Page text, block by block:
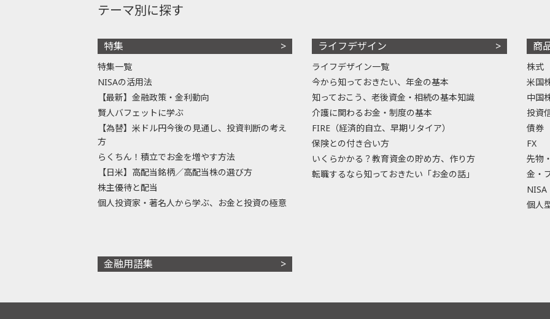
テーマ別に探す
特集
特集一覧
NISAの活用法
【最新】金融政策・金利動向
賢人バフェットに学ぶ
【為替】米ドル円今後の見通し、投資判断の考え
方
らくちん！積立でお金を増やす方法
【日米】高配当銘柄／高配当株の選び方
株主優待と配当
個人投資家・著名人から学ぶ、お金と投資の極意
ライフデザイン
ライフデザイン一覧
今から知っておきたい、年金の基本
知っておこう、老後資金・相続の基本知識
介護に関わるお金・制度の基本
FIRE（経済的自立、早期リタイア）
保険との付き合い方
いくらかかる？教育資金の貯め方、作り方
転職するなら知っておきたい「お金の話」
商
株式
米国
中国
投資
債券
FX
先物
金・
NISA
個人
金融用語集